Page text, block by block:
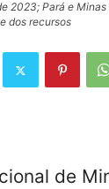
2023; Pará e
dos recursos
de